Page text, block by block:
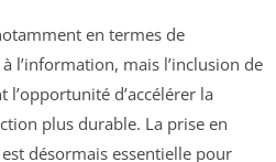
en termes de
l’information, mais l’inclusion de
d’accélérer la
plus durable. La prise en
est désormais essentielle pour